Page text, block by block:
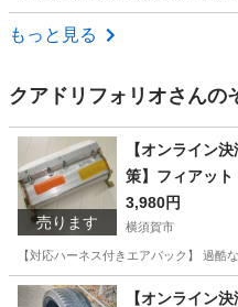
神奈川 南足柄市
もっと見る
クアドリフォリオさんの
売ります
【オンライン
策】フィアッ
オクでは買えな
3,980円
横須賀市
【対応ハーネス付きエアバック】 過
神奈川 横須賀市 パーツ
【オンライン